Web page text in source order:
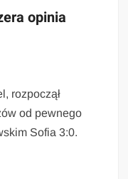
opinia
rozpoczął
od pewnego
Sofia 3:0.